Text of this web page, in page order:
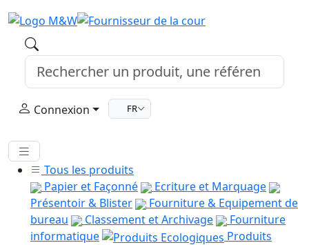
Connexion FR
Tous les produits
Papier et Façonné
Ecriture et Marquage
Présentoir & Blister
Fourniture & Equipement de
bureau
Classement et Archivage
Fourniture
informatique
Produits